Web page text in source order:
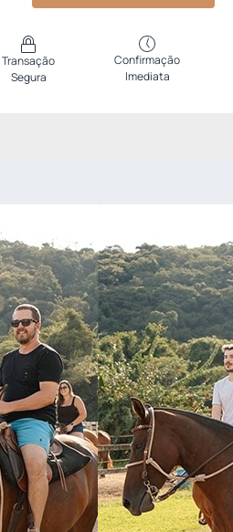
Transação
Segura
Confirmação
Imediata